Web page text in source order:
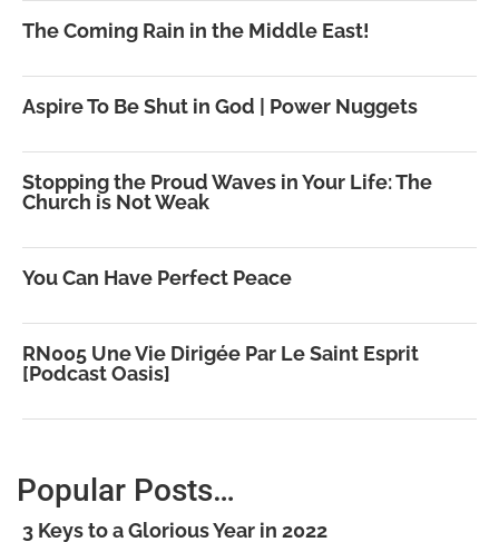
The Coming Rain in the Middle East!
Aspire To Be Shut in God | Power Nuggets
Stopping the Proud Waves in Your Life: The
Church is Not Weak
You Can Have Perfect Peace
RN005 Une Vie Dirigée Par Le Saint Esprit
[Podcast Oasis]
Popular Posts…
3 Keys to a Glorious Year in 2022